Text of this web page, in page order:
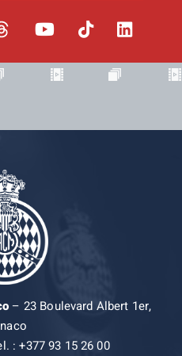
– 23 Boulevard Albert 1er,
: +377 93 15 26 00